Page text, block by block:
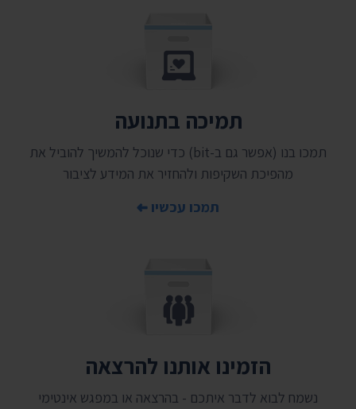
תמיכה בתנועה
תמכו בנו (אפשר גם ב-bit) כדי שנוכל להמשיך להוביל את
מהפיכת השקיפות ולהחזיר את המידע לציבור
תמכו עכשיו
הזמינו אותנו להרצאה
נשמח לבוא לדבר איתכם - בהרצאה או במפגש אינטימי